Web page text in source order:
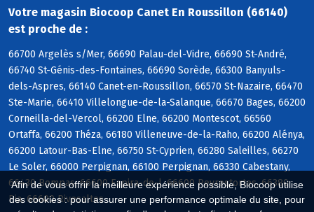
Afin de vous offrir la meilleure expérience possible, Biocoop utilise
des cookies : pour assurer une performance optimale du site, pour
Votre magasin Biocoop Canet En Roussillon (66140)
est proche de :
66700 Argelès s/Mer, 66690 Palau-del-Vidre, 66690 St-André,
66740 St-Génis-des-Fontaines, 66690 Sorède, 66300 Banyuls-
dels-Aspres, 66140 Canet-en-Roussillon, 66570 St-Nazaire, 66470
Ste-Marie, 66410 Villelongue-de-la-Salanque, 66670 Bages, 66200
Corneilla-del-Vercol, 66200 Elne, 66200 Montescot, 66560
Ortaffa, 66200 Théza, 66180 Villeneuve-de-la-Raho, 66200 Alénya,
66200 Latour-Bas-Elne, 66750 St-Cyprien, 66280 Saleilles, 66270
Le Soler, 66000 Perpignan, 66100 Perpignan, 66330 Cabestany,
66430 Bompas, 66600 Espira-de-l, 66600 Peyrestortes, 66380
Pia, 66600 Rivesaltes